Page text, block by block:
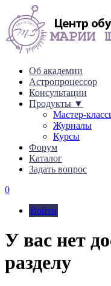
Об академии
Астропроцессор
Консультации
Продукты ▼
Мастер-
Журналы
Курсы
Форум
Каталог
Задать вопрос
0
Войти
У вас нет
разделу